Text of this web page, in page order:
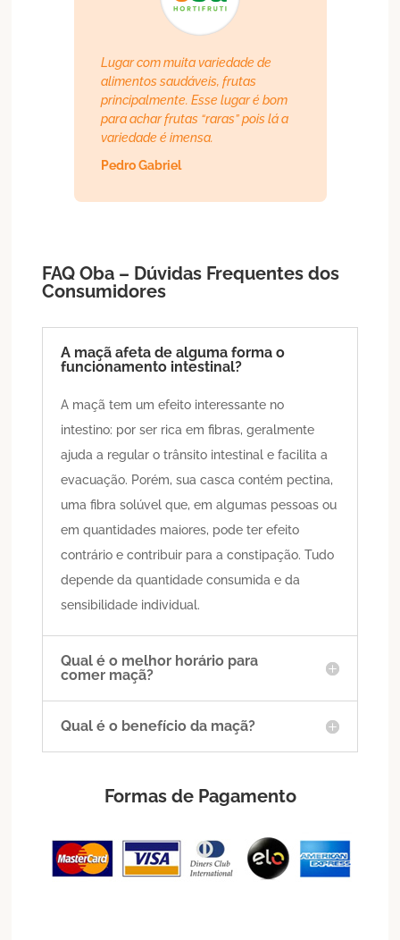
Lugar com muita variedade de
alimentos saudáveis, frutas
principalmente. Esse lugar é bom
para achar frutas “raras” pois lá a
variedade é imensa.
Pedro Gabriel
FAQ Oba – Dúvidas Frequentes dos
Consumidores
A maçã afeta de alguma forma o
funcionamento intestinal?
A maçã tem um efeito interessante no
intestino: por ser rica em fibras, geralmente
ajuda a regular o trânsito intestinal e facilita a
evacuação. Porém, sua casca contém pectina,
uma fibra solúvel que, em algumas pessoas ou
em quantidades maiores, pode ter efeito
contrário e contribuir para a constipação. Tudo
depende da quantidade consumida e da
sensibilidade individual.
Qual é o melhor horário para
comer maçã?
Qual é o benefício da maçã?
Formas de Pagamento